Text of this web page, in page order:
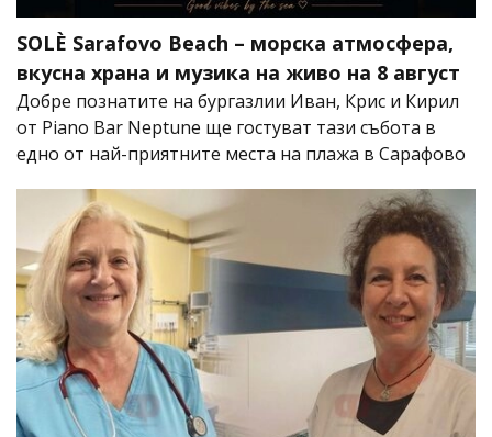
SOLÈ Sarafovo Beach – морска атмосфера,
вкусна храна и музика на живо на 8 август
Добре познатите на бургазлии Иван, Крис и Кирил
от Piano Bar Neptune ще гостуват тази събота в
едно от най-приятните места на плажа в Сарафово